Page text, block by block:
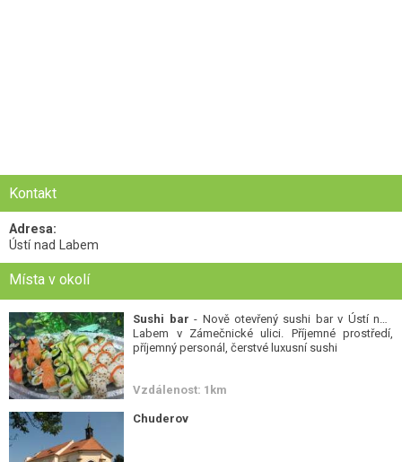
Kontakt
Adresa:
Ústí nad Labem
Místa v okolí
Sushi bar - Nově otevřený sushi bar v Ústí nad
Labem v Zámečnické ulici. Příjemné prostředí,
příjemný personál, čerstvé luxusní sushi
Vzdálenost: 1km
Chuderov